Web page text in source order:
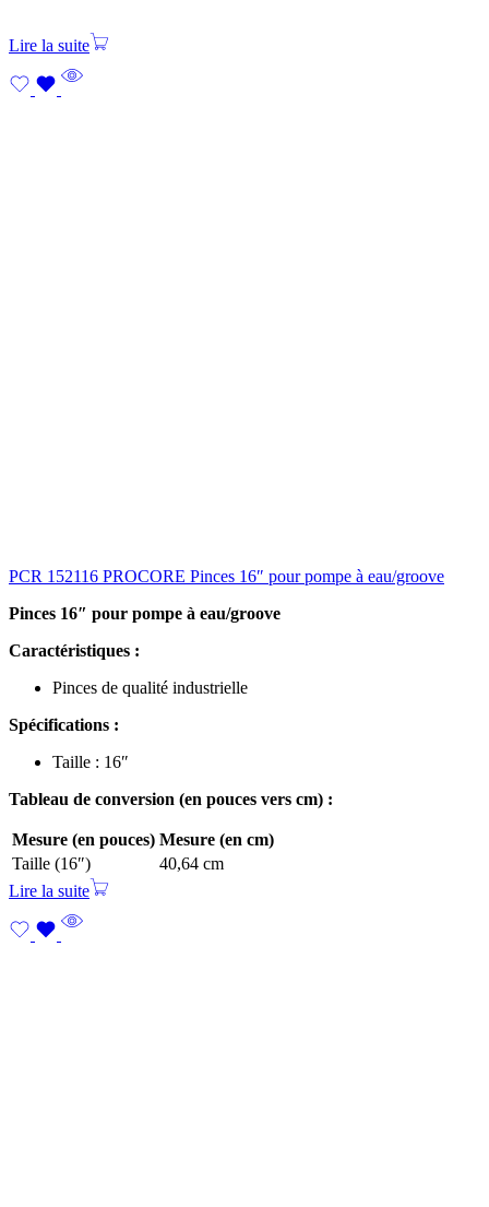
Lire la suite
PCR 152116 PROCORE Pinces 16″ pour pompe à eau/groove
Pinces 16″ pour pompe à eau/groove
Caractéristiques :
Pinces de qualité industrielle
Spécifications :
Taille : 16″
Tableau de conversion (en pouces vers cm) :
Mesure (en pouces) Mesure (en cm)
Taille (16″)
40,64 cm
Lire la suite